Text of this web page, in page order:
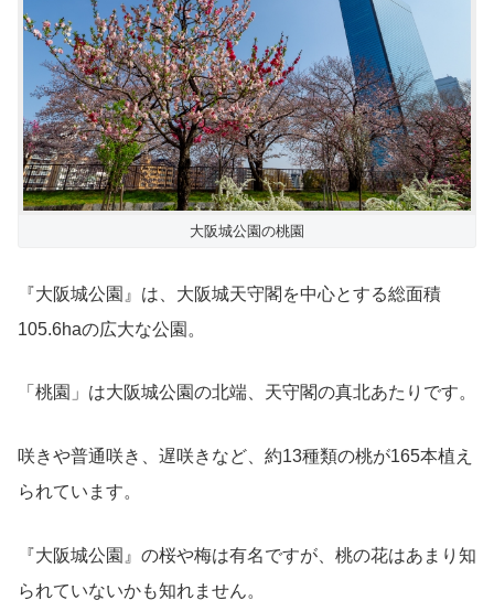
大阪城公園の桃園
『大阪城公園』は、大阪城天守閣を中心とする総面積
105.6haの広大な公園。
「桃園」は大阪城公園の北端、天守閣の真北あたりです。
咲きや普通咲き、遅咲きなど、約13種類の桃が165本植え
られています。
『大阪城公園』の桜や梅は有名ですが、桃の花はあまり知
られていないかも知れません。